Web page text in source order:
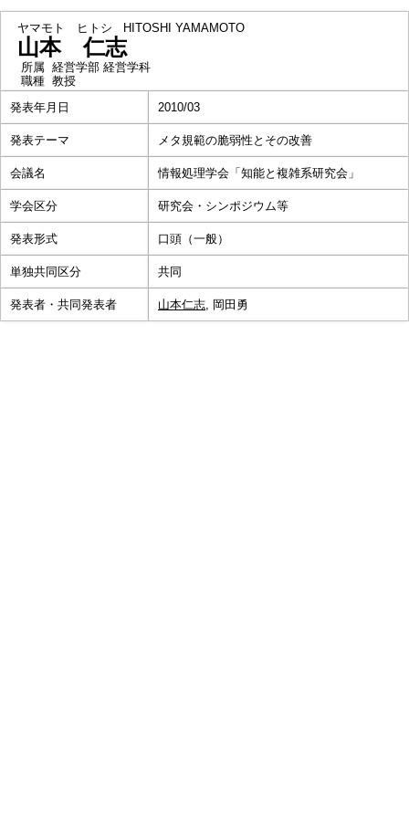
ヤマモト ヒトシ HITOSHI YAMAMOTO
山本 仁志
所属 経営学部 経営学科
職種 教授
発表年月日
2010/03
発表テーマ メタ規範の脆弱性とその改善
会議名 情報処理学会「知能と複雑系研究会」
学会区分 研究会・シンポジウム等
発表形式 口頭（一般）
単独共同区分 共同
発表者・共同発表者 山本仁志, 岡田勇